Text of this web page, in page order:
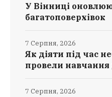
У Вінниці
багатоповерхівок
Як діяти під час
провели навчання
7 Серпня, 2026
7 Серпня, 2026